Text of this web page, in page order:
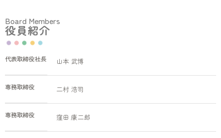
Board Members
役員紹介
代表取締役社長 山本 武博
専務取締役 二村 浩司
専務取締役 窪田 康二郎